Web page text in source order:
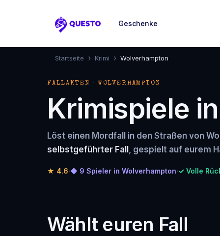
Questo
Geschenke
Startseite › Krimi › Wolverhampton
FALLAKTEN · WOLVERHAMPTON
Krimispiele
Löst einen Mordfall in den Straßen von
selbstgeführter Fall , gespielt auf eurem
★ 4.6·◆ 9 Spieler in Wolverhampton·✓ Volle
Wählt euren Fall